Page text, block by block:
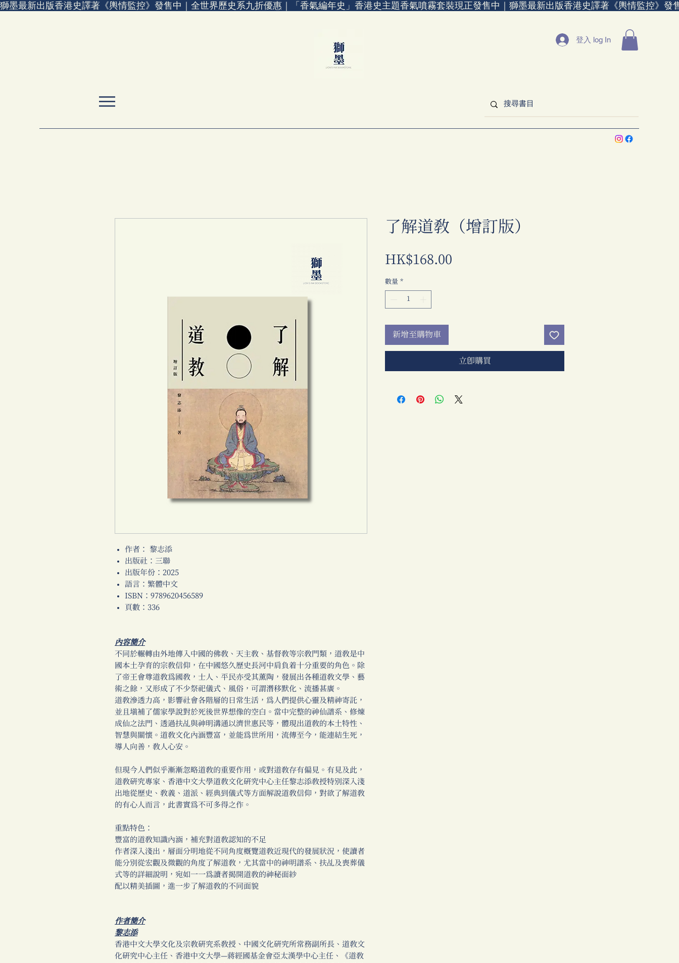
獅墨最新出版香港史譯著《輿情監控》發售中｜全世界歷史系九折優惠｜「香氣編年史」香港史主題香氣噴霧套裝現正發售中｜
登入 log In
作者： 黎志添
出版社：三聯
出版年份：2025
語言：繁體中文
ISBN：9789620456589
頁數：336
內容簡介
不同於輾轉由外地傳入中國的佛教、天主教、基督教等宗教門類，道教是中
國本土孕育的宗教信仰，在中國悠久歷史長河中肩負着十分重要的角色。除
了帝王會尊道教為國教，士人、平民亦受其薰陶，發展出各種道教文學、藝
術之餘，又形成了不少祭祀儀式、風俗，可謂潛移默化、流播甚廣。
道教滲透力高，影響社會各階層的日常生活，為人們提供心靈及精神寄託，
並且填補了儒家學說對於死後世界想像的空白。當中完整的神仙譜系、修煉
成仙之法門、透過扶乩與神明溝通以濟世惠民等，體現出道教的本土特性、
智慧與關懷。道教文化內涵豐富，並能為世所用，流傳至今，能連結生死，
導人向善，教人心安。
但現今人們似乎漸漸忽略道教的重要作用，或對道教存有偏見。有見及此，
道教研究專家、香港中文大學道教文化研究中心主任黎志添教授特別深入淺
出地從歷史、教義、道派、經典到儀式等方面解說道教信仰，對欲了解道教
的有心人而言，此書實為不可多得之作。
重點特色：
豐富的道教知識內涵，補充對道教認知的不足
作者深入淺出，層面分明地從不同角度概覽道教近現代的發展狀況，使讀者
能分別從宏觀及微觀的角度了解道教，尤其當中的神明譜系、扶乩及喪葬儀
式等的詳細說明，宛如一一為讀者揭開道教的神秘面紗
配以精美插圖，進一步了解道教的不同面貌
作者簡介
黎志添
香港中文大學文化及宗教研究系教授、中國文化研究所常務副所長、道教文
化研究中心主任、香港中文大學—蔣經國基金會亞太漢學中心主任、《道教
了解道教（增訂版）
HK$168.00
數量 *
新增至購物車
立即購買